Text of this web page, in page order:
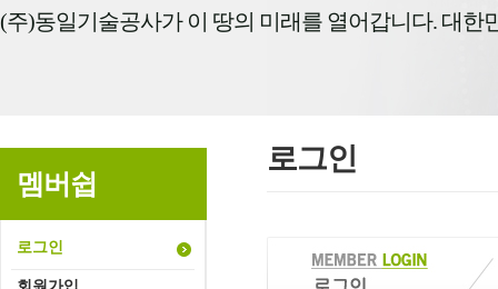
(주)동일기술공사가 이 땅의 미래를 열어갑니다. 대한
멤버쉽
로그인
로그인